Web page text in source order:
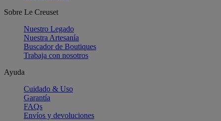
Sobre Le Creuset
Nuestro Legado
Nuestra Artesanía
Buscador de Boutiques
Trabaja con nosotros
Ayuda
Cuidado & Uso
Garantía
FAQs
Envíos y devoluciones